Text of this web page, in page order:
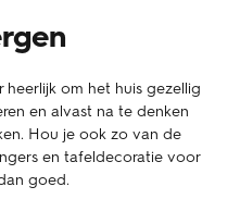
heerlijk om het huis gezellig
en alvast na te denken
Hou je ook zo van de
en tafeldecoratie voor
goed.